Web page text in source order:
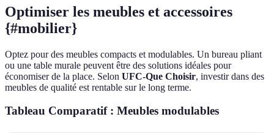
Optimiser les meubles et accessoires
{#mobilier}
Optez pour des meubles compacts et modulables. Un bureau pliant
ou une table murale peuvent être des solutions idéales pour
économiser de la place. Selon UFC-Que Choisir, investir dans des
meubles de qualité est rentable sur le long terme.
Tableau Comparatif : Meubles modulables